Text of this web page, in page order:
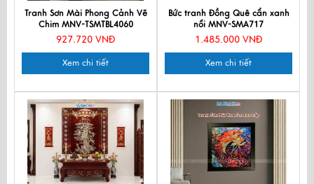
Tranh Sơn Mài Phong Cảnh Vẽ
Chim MNV-TSMTBL4060
927.720 VNĐ
Xem chi tiết
Bức tranh Đồng Quê cẩn xanh
nổi MNV-SMA717
1.485.000 VNĐ
Xem chi tiết